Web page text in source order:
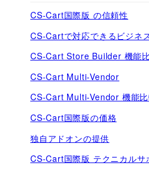
CS-Cart国際版 の信頼性
CS-Cartで対応できるビジネ
CS-Cart Store Builder 機能
CS-Cart Multi-Vendor
CS-Cart Multi-Vendor 機能
CS-Cart国際版の価格
独自アドオンの提供
CS-Cart国際版 テクニカルサ